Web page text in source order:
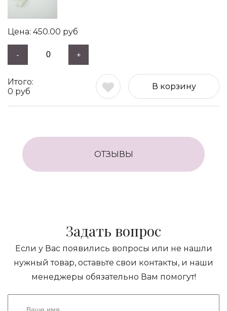
450.00 руб
- +
0 руб
В корзину
ОТЗЫВЫ
Задать вопрос
Если у Вас появились вопросы или не нашли
нужный товар, оставьте свои контакты, и наши
менеджеры обязательно Вам помогут!